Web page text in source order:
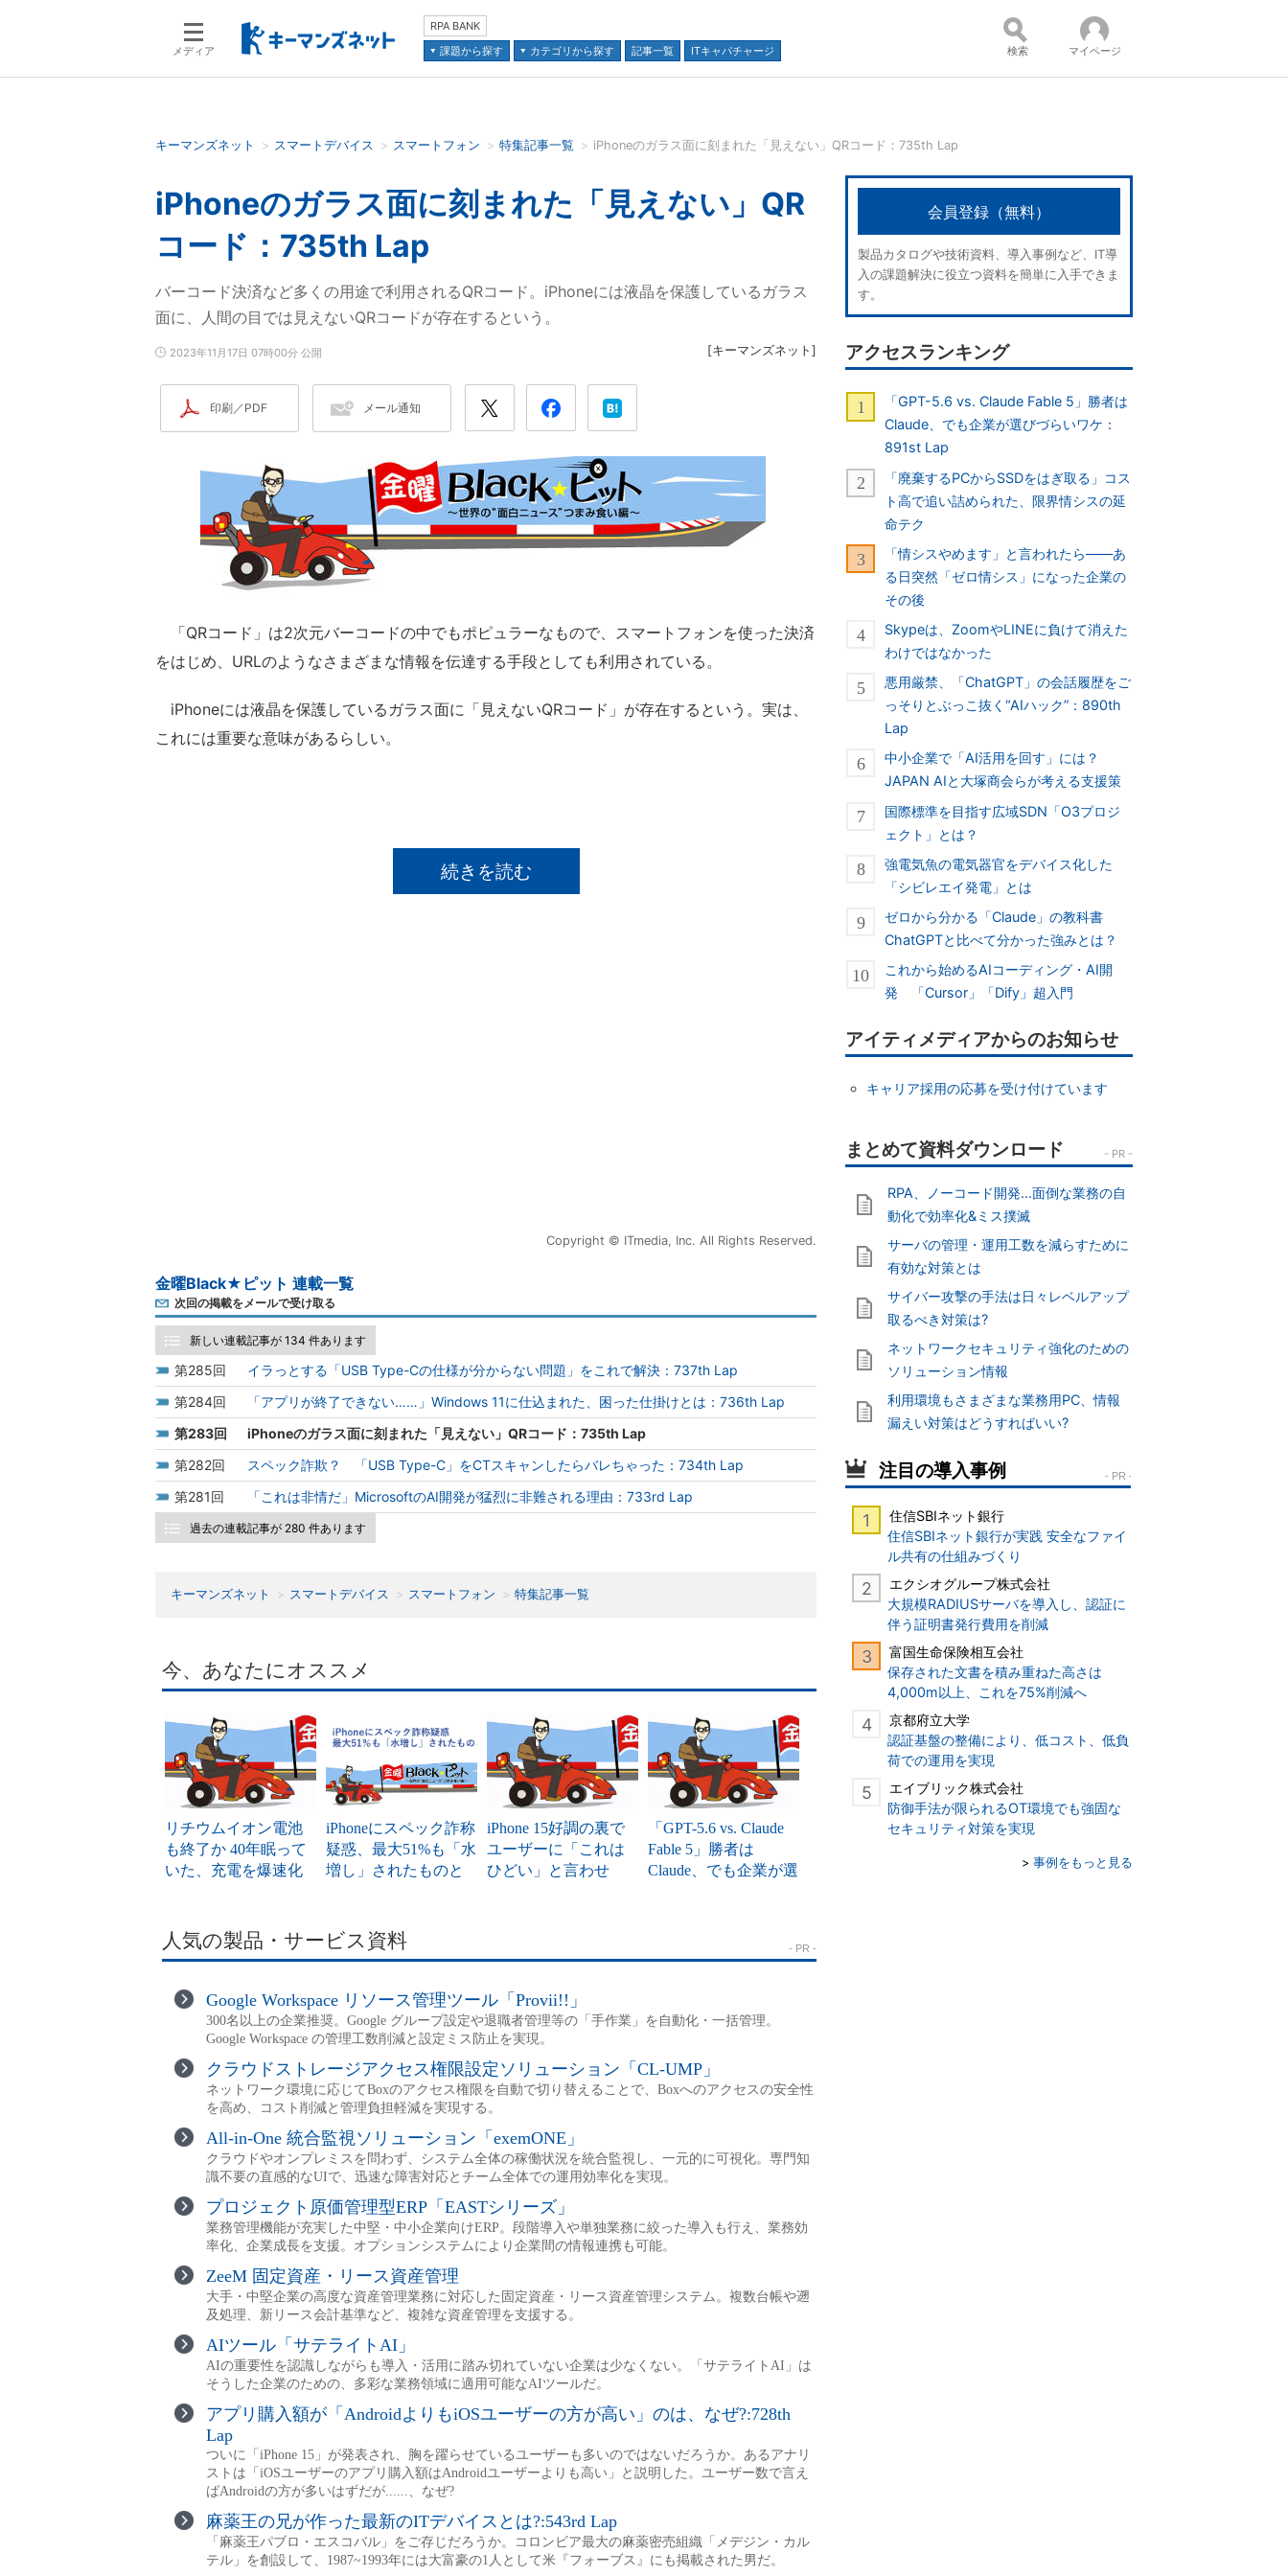
メディア
RPA BANK
課題から探す
カテゴリから探す 記事一覧 ITキャパチャージ
検索語を入力してください コンテンツ：
並び順：
検索 マイページ
キーマンズネット スマートデバイス スマートフォン 特集記事一覧 iPhoneのガラス面に刻まれた「見えない」QRコード：735th Lap
iPhoneのガラス面に刻まれた「見えない」QR
コード：735th Lap
バーコード決済など多くの用途で利用されるQRコード。iPhoneには液晶を保護しているガラス
面に、人間の目では見えないQRコードが存在するという。
2023年11月17日 07時00分 公開 [キーマンズネット ]
印刷／PDF メール通知
「QRコード」は2次元バーコードの中でもポピュラーなもので、スマートフォンを使った決済
をはじめ、URLのようなさまざまな情報を伝達する手段としても利用されている。
iPhoneには液晶を保護しているガラス面に「見えないQRコード」が存在するという。実は、
これには重要な意味があるらしい。
続きを読む
Copyright © ITmedia, Inc. All Rights Reserved.
金曜Black★ピット 連載一覧
次回の掲載をメールで受け取る
新しい連載記事が 134 件あります
285
イラっとする「USB Type-Cの仕様が分からない問題」をこれで解決：737th Lap
284
「アプリが終了できない……」Windows 11に仕込まれた、困った仕掛けとは：736th Lap
283
iPhoneのガラス面に刻まれた「見えない」QRコード：735th Lap
282
スペック詐欺？ 「USB Type-C」をCTスキャンしたらバレちゃった：734th Lap
281
「これは非情だ」MicrosoftのAI開発が猛烈に非難される理由：733rd Lap
過去の連載記事が 280 件あります
キーマンズネット スマートデバイス スマートフォン 特集記事一覧
会員登録（無料）
製品カタログや技術資料、導入事例など、IT導
入の課題解決に役立つ資料を簡単に入手できま
す。
アクセスランキング
「GPT-5.6 vs. Claude Fable 5」勝者は
Claude、でも企業が選びづらいワケ：
891st Lap
「廃棄するPCからSSDをはぎ取る」コス
ト高で追い詰められた、限界情シスの延
命テク
「情シスやめます」と言われたら――あ
る日突然「ゼロ情シス」になった企業の
その後
Skypeは、ZoomやLINEに負けて消えた
わけではなかった
悪用厳禁、「ChatGPT」の会話履歴をご
っそりとぶっこ抜く“AIハック”：890th
Lap
中小企業で「AI活用を回す」には？
JAPAN AIと大塚商会らが考える支援策
国際標準を目指す広域SDN「O3プロジ
ェクト」とは？
強電気魚の電気器官をデバイス化した
「シビレエイ発電」とは
ゼロから分かる「Claude」の教科書
ChatGPTと比べて分かった強みとは？
これから始めるAIコーディング・AI開
発 「Cursor」「Dify」超入門
アイティメディアからのお知らせ
キャリア採用の応募を受け付けています
RPA、ノーコード開発...面倒な業務の自
動化で効率化&ミス撲滅
サーバの管理・運用工数を減らすために
有効な対策とは
サイバー攻撃の手法は日々レベルアップ
取るべき対策は?
ネットワークセキュリティ強化のための
ソリューション情報
利用環境もさまざまな業務用PC、情報
漏えい対策はどうすればいい?